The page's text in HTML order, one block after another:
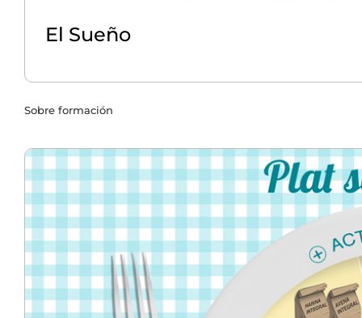
El Sueño
Sobre formación